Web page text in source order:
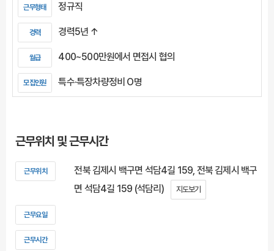
근무형태 정규직
경력 경력5년 ↑
월급 400~500만원에서 면접시 협의
모집인원 특수·특장차량정비 O명
근무위치 및 근무시간
근무위치
전북 김제시 백구면 석담4길 159, 전북 김제시 백구
면 석담4길 159 (석담리)
지도보기
근무요일
근무시간